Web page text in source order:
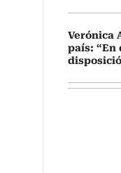
Verónica
país: “En